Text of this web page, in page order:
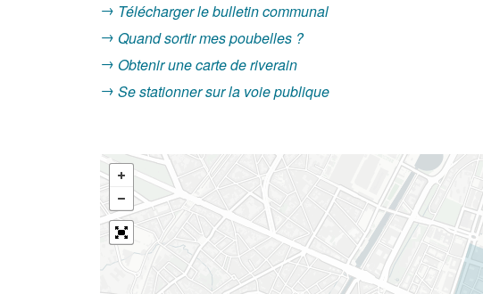
Télécharger le bulletin communal
Quand sortir mes poubelles ?
Obtenir une carte de riverain
Se stationner sur la voie publique